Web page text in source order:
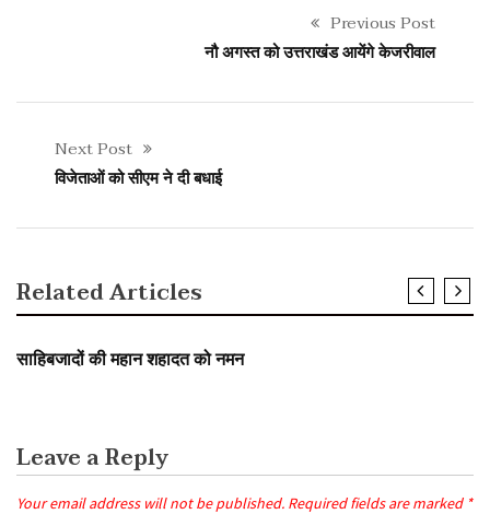
Previous Post
नौ अगस्त को उत्तराखंड आयेंगे केजरीवाल
Next Post
विजेताओं को सीएम ने दी बधाई
Related Articles
साहिबजादों की महान शहादत को नमन
Leave a Reply
Your email address will not be published. Required fields are marked *